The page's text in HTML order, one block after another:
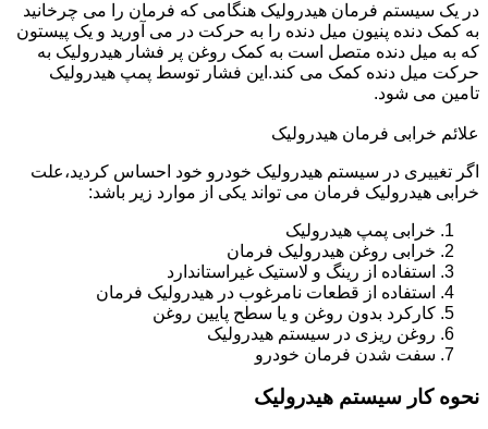
در یک سیستم فرمان هیدرولیک هنگامی که فرمان را می چرخانید
به کمک دنده پنیون میل دنده را به حرکت در می آورید و یک پیستون
که به میل دنده متصل است به کمک روغن پر فشار هیدرولیک به
حرکت میل دنده کمک می کند.این فشار توسط پمپ هیدرولیک
تامین می شود.
علائم خرابی فرمان هیدرولیک
اگر تغییری در سیستم هیدرولیک خودرو خود احساس کردید،علت
خرابی هیدرولیک فرمان می تواند یکی از موارد زیر باشد:
خرابی پمپ هیدرولیک
خرابی روغن هیدرولیک فرمان
استفاده از رینگ و لاستیک غیراستاندارد
استفاده از قطعات نامرغوب در هیدرولیک فرمان
کارکرد بدون روغن و یا سطح پایین روغن
روغن ریزی در سیستم هیدرولیک
سفت شدن فرمان خودرو
نحوه کار سیستم هیدرولیک